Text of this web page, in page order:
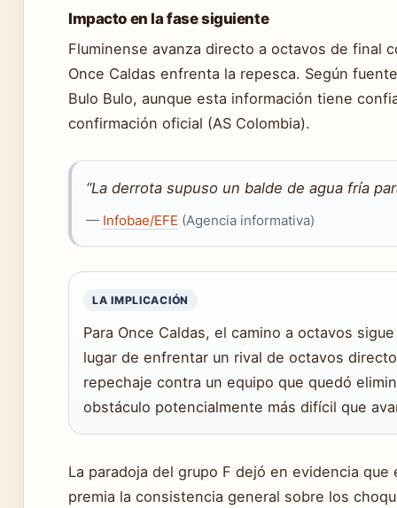
Impacto en la fase siguiente
Fluminense avanza directo a octavos de final
Once Caldas enfrenta la repesca. Según
Bulo Bulo, aunque esta información tiene
confirmación oficial (AS Colombia).
“La derrota supuso un balde de agua fría
— Infobae/EFE (Agencia informativa)
LA IMPLICACIÓN
Para Once Caldas, el camino a octavos
lugar de enfrentar un rival de octavos
repechaje contra un equipo que quedó
obstáculo potencialmente más difícil que
La paradoja del grupo F dejó en evidencia que
premia la consistencia general sobre los